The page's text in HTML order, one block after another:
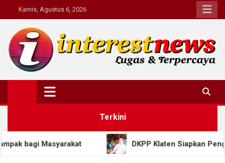
to
content
Kamis, Agustus 6, 2026
Interestnews.or.id
Terkini
DKPP Klaten Siapkan Penguatan Produksi